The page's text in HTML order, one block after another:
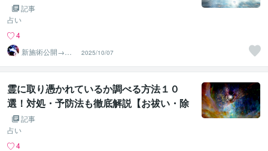
記事
占い
4
新施術公開→≪
相手意識強制変
化≫◆星桜龍
2025/10/07
霊に取り憑かれているか調べる方法１０
選！対処・予防法も徹底解説【お祓い・除
霊・浄霊・霊障】
記事
占い
4